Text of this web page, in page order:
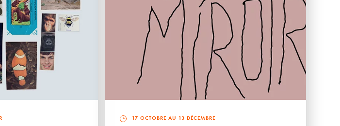
17 OCTOBRE AU 13 DÉCEMBRE